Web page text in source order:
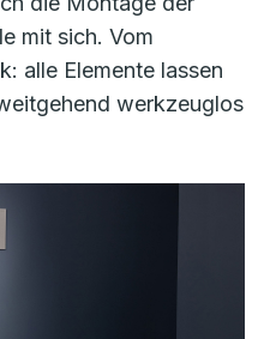
mit sich. Vom
alle Elemente lassen
werkzeuglos